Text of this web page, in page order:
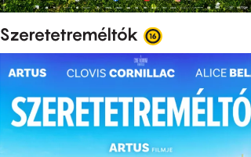
Szeretetreméltók